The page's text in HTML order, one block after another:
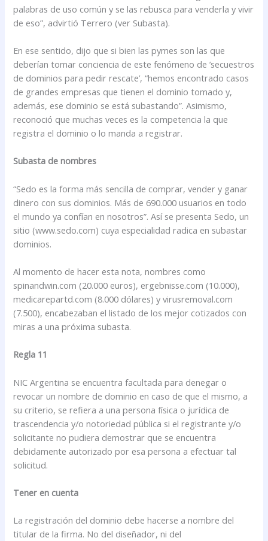
palabras de uso común y se las rebusca para venderla y vivir
de eso”, advirtió Terrero (ver Subasta).
En ese sentido, dijo que si bien las pymes son las que
deberían tomar conciencia de este fenómeno de ’secuestros
de dominios para pedir rescate’, “hemos encontrado casos
de grandes empresas que tienen el dominio tomado y,
además, ese dominio se está subastando”. Asimismo,
reconoció que muchas veces es la competencia la que
registra el dominio o lo manda a registrar.
Subasta de nombres
“Sedo es la forma más sencilla de comprar, vender y ganar
dinero con sus dominios. Más de 690.000 usuarios en todo
el mundo ya confían en nosotros”. Así se presenta Sedo, un
sitio (www.sedo.com) cuya especialidad radica en subastar
dominios.
Al momento de hacer esta nota, nombres como
spinandwin.com (20.000 euros), ergebnisse.com (10.000),
medicarepartd.com (8.000 dólares) y virusremoval.com
(7.500), encabezaban el listado de los mejor cotizados con
miras a una próxima subasta.
Regla 11
NIC Argentina se encuentra facultada para denegar o
revocar un nombre de dominio en caso de que el mismo, a
su criterio, se refiera a una persona física o jurídica de
trascendencia y/o notoriedad pública si el registrante y/o
solicitante no pudiera demostrar que se encuentra
debidamente autorizado por esa persona a efectuar tal
solicitud.
Tener en cuenta
La registración del dominio debe hacerse a nombre del
titular de la firma. No del diseñador, ni del